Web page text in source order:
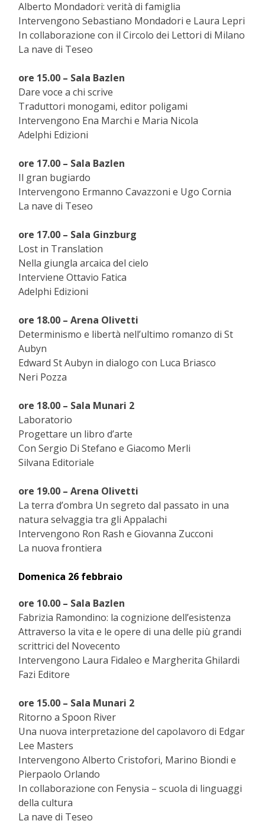
Alberto Mondadori: verità di famiglia
Intervengono Sebastiano Mondadori e Laura Lepri
In collaborazione con il Circolo dei Lettori di Milano
La nave di Teseo
ore 15.00 – Sala Bazlen
Dare voce a chi scrive
Traduttori monogami, editor poligami
Intervengono Ena Marchi e Maria Nicola
Adelphi Edizioni
ore 17.00 – Sala Bazlen
Il gran bugiardo
Intervengono Ermanno Cavazzoni e Ugo Cornia
La nave di Teseo
ore 17.00 – Sala Ginzburg
Lost in Translation
Nella giungla arcaica del cielo
Interviene Ottavio Fatica
Adelphi Edizioni
ore 18.00 – Arena Olivetti
Determinismo e libertà nell’ultimo romanzo di St
Aubyn
Edward St Aubyn in dialogo con Luca Briasco
Neri Pozza
ore 18.00 – Sala Munari 2
Laboratorio
Progettare un libro d’arte
Con Sergio Di Stefano e Giacomo Merli
Silvana Editoriale
ore 19.00 – Arena Olivetti
La terra d’ombra Un segreto dal passato in una
natura selvaggia tra gli Appalachi
Intervengono Ron Rash e Giovanna Zucconi
La nuova frontiera
Domenica 26 febbraio
ore 10.00 – Sala Bazlen
Fabrizia Ramondino: la cognizione dell’esistenza
Attraverso la vita e le opere di una delle più grandi
scrittrici del Novecento
Intervengono Laura Fidaleo e Margherita Ghilardi
Fazi Editore
ore 15.00 – Sala Munari 2
Ritorno a Spoon River
Una nuova interpretazione del capolavoro di Edgar
Lee Masters
Intervengono Alberto Cristofori, Marino Biondi e
Pierpaolo Orlando
In collaborazione con Fenysia – scuola di linguaggi
della cultura
La nave di Teseo